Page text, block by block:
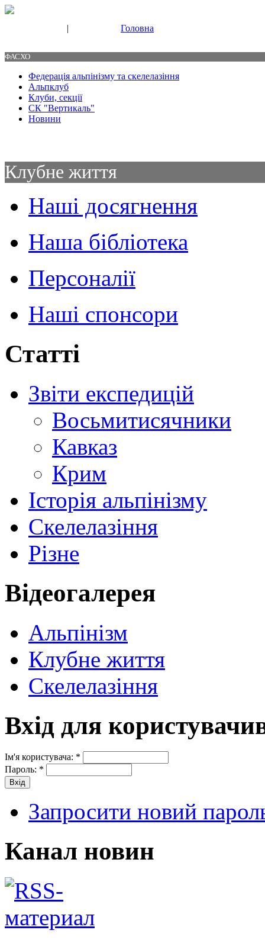
| Головна
ФАСХО
Федерація альпінізму та скелелазіння
Альпклуб
Клуби, секції
СК "Вертикаль"
Новини
Клубне життя
Наші досягнення
Наша бібліотека
Персоналії
Наші спонсори
Статті
Звіти експедицій
Восьмитисячники
Кавказ
Крим
Історія альпінізму
Скелелазіння
Різне
Відеогалерея
Альпінізм
Клубне життя
Скелелазіння
Вхід для
Ім'я користувача: *
Пароль: *
Запросити новий
Канал новин